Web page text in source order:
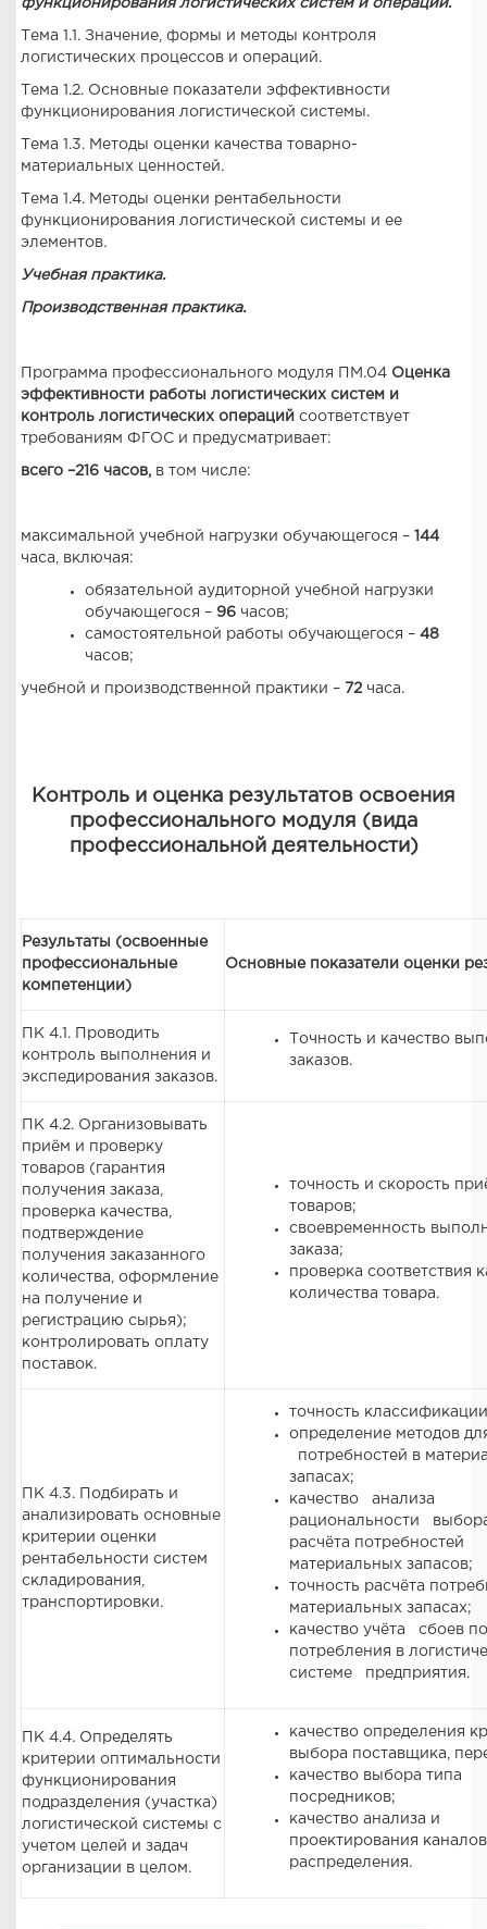
функционирования логистических систем и операций.
Тема 1.1. Значение, формы и методы контроля
логистических процессов и операций.
Тема 1.2. Основные показатели эффективности
функционирования логистической системы.
Тема 1.3. Методы оценки качества товарно-
материальных ценностей.
Тема 1.4. Методы оценки рентабельности
функционирования логистической системы и ее
элементов.
Учебная практика.
Производственная практика.
Программа профессионального модуля ПМ.04 Оценка
эффективности работы логистических систем и
контроль логистических операций соответствует
требованиям ФГОС и предусматривает:
всего –216 часов, в том числе:
максимальной учебной нагрузки обучающегося –144
часа, включая:
обязательной аудиторной учебной нагрузки
обучающегося – 96 часов;
самостоятельной работы обучающегося – 48
часов;
учебной и производственной практики – 72 часа.
Контроль и оценка результатов освоения
профессионального модуля (вида
профессиональной деятельности)
Результаты (освоенные
профессиональные
компетенции)
Основные показатели оценки
ПК 4.1. Проводить
контроль выполнения и
экспедирования заказов.
Точность и качество
заказов.
ПК 4.2. Организовывать
приём и проверку
товаров (гарантия
получения заказа,
проверка качества,
подтверждение
получения заказанного
количества, оформление
на получение и
регистрацию сырья);
контролировать оплату
поставок.
точность и скорость
товаров;
своевременность
заказа;
проверка соответствия
количества товара.
ПК 4.3. Подбирать и
анализировать основные
критерии оценки
рентабельности систем
складирования,
транспортировки.
точность
определение методов
потребностей в
запасах;
качество анализа
рациональности
расчёта потребностей
материальных запасов;
точность расчёта
материальных запасах;
качество учёта сбоев
потребления в
системе предприятия.
ПК 4.4. Определять
критерии оптимальности
функционирования
подразделения (участка)
логистической системы с
учетом целей и задач
организации в целом.
качество определения
выбора поставщика,
качество выбора типа
посредников;
качество анализа и
проектирования
распределения.